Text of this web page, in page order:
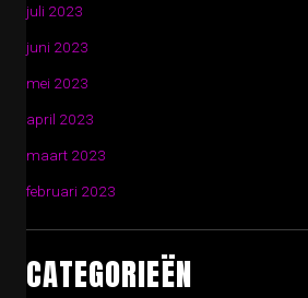
juli 2023
juni 2023
mei 2023
april 2023
maart 2023
februari 2023
CATEGORIEËN